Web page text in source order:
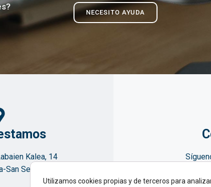
NECESITO AYUDA
Kalea, 14
Sebastián
Utilizamos cookies propias y de terceros para